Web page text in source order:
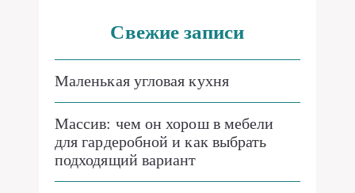
Свежие записи
Маленькая угловая кухня
Массив: чем он хорош в мебели
для гардеробной и как выбрать
подходящий вариант